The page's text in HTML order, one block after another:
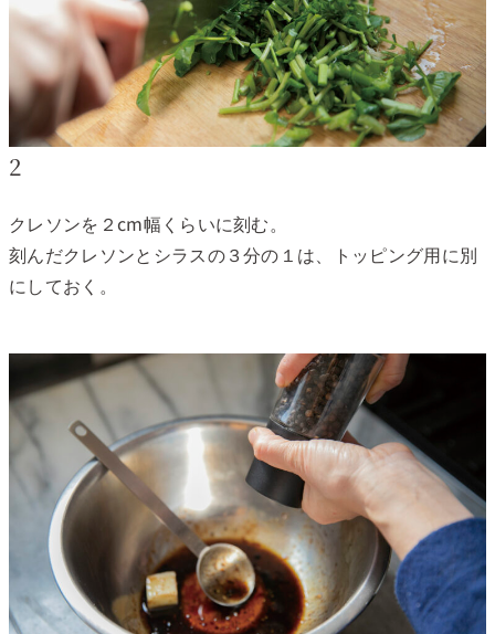
2
クレソンを２cm幅くらいに刻む。
刻んだクレソンとシラスの３分の１は、トッピング用に別
にしておく。